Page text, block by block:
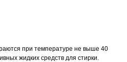
при температуре не выше 40
жидких средств для стирки.